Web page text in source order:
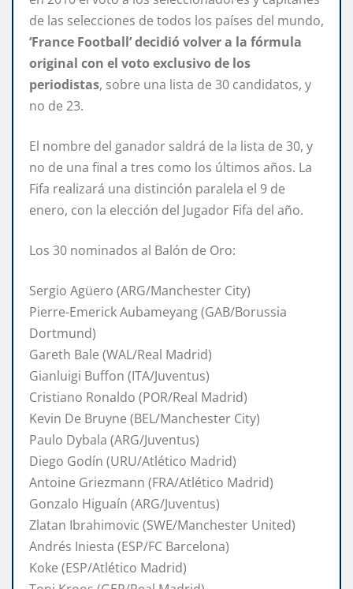
de las selecciones de todos los países del mundo,
‘France Football’ decidió volver a la fórmula
original con el voto exclusivo de los
periodistas, sobre una lista de 30 candidatos, y
no de 23.
El nombre del ganador saldrá de la lista de 30, y
no de una final a tres como los últimos años. La
Fifa realizará una distinción paralela el 9 de
enero, con la elección del Jugador Fifa del año.
Los 30 nominados al Balón de Oro:
Sergio Agüero (ARG/Manchester City)
Pierre-Emerick Aubameyang (GAB/Borussia
Dortmund)
Gareth Bale (WAL/Real Madrid)
Gianluigi Buffon (ITA/Juventus)
Cristiano Ronaldo (POR/Real Madrid)
Kevin De Bruyne (BEL/Manchester City)
Paulo Dybala (ARG/Juventus)
Diego Godín (URU/Atlético Madrid)
Antoine Griezmann (FRA/Atlético Madrid)
Gonzalo Higuaín (ARG/Juventus)
Zlatan Ibrahimovic (SWE/Manchester United)
Andrés Iniesta (ESP/FC Barcelona)
Koke (ESP/Atlético Madrid)